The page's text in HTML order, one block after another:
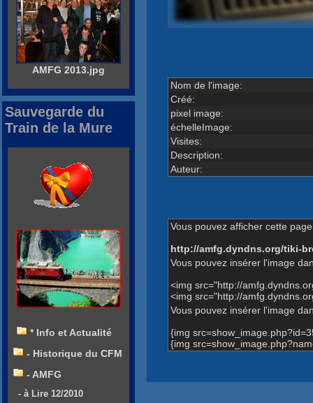
Nom de l'image:
Créé:
pixel image:
échelleImage:
Visites:
Description:
Auteur:
Vous pouvez afficher cette
http://amfg.dyndns.org/tiki-
Vous pouvez insérer l'image
<img src="http://
<img src="http://
Vous pouvez insérer l'image
{img
{img
AMFG 2013.jpg
Sauvegarde du
Train de la Mure
* Info et Actualité
- Historique du CFM
- AMFG
- à Lire 12/2010